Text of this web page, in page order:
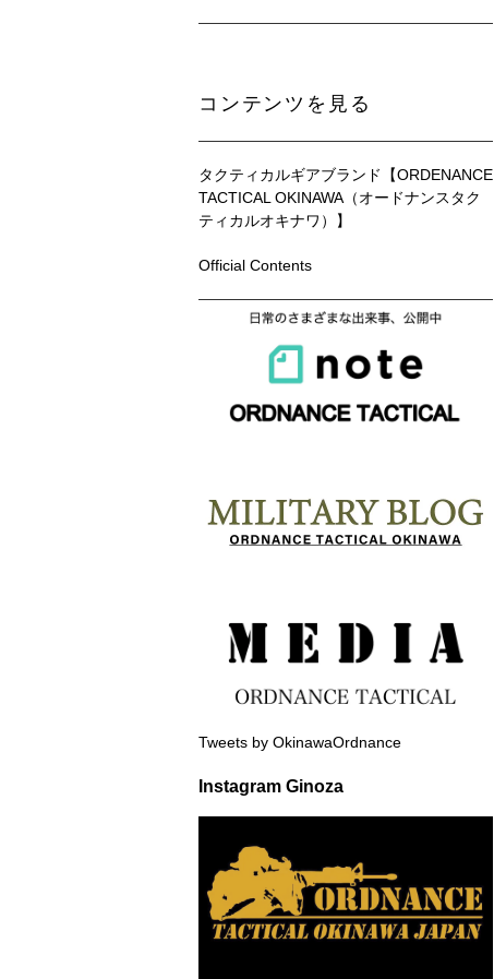
コンテンツを見る
タクティカルギアブランド【ORDENANCE
TACTICAL OKINAWA（オードナンスタク
ティカルオキナワ）】
Official Contents
Tweets by OkinawaOrdnance
Instagram Ginoza